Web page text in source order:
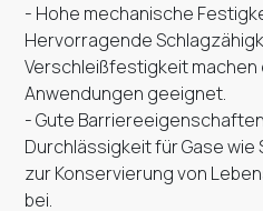
- Hohe mechanische
Hervorragende
Verschleißfestigkeit
Anwendungen geeignet.
- Gute
Durchlässigkeit für Gase wie
zur Konservierung von
bei.